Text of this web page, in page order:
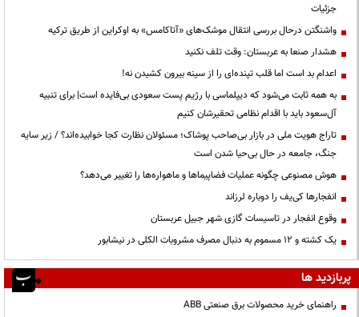
جزئیات
واشنگتن درحال بررسی انتقال موشک‌های «آتاکامس» به اوکراین از طریق ترکیه
هشدار صنعا به عربستان: وقت تلف نکنید
اعدام بد است اما قلب تپنده‌ای را از سینه بیرون کشیدن نه!
به همه ثابت می‌شود که دیپلماسی با رژیم پست سعودی بی‌فایده است| برای تنبیه
آل‌سعود باید با اقدام نظامی تحقیرشان کنیم
تاراج هویت ملی در بازار بی‌صاحب پوشاک؛ مسئولان نظارت کجا خوابیده‌اند؟ / زیر سایه
جنگ، جامعه در حال بی‌حیا شدن است
هوش مصنوعی چگونه عملیات فضاپیماها و ماهواره‌ها را تغییر می‌دهد؟
انفجارها کی‌یف را دوباره لرزاند
وقوع انفجار در تاسیسات گازی شهر جبیل عربستان
یک کشته و ۱۲ مسموم به دنبال مصرف مشروبات الکلی در نیشابور
پربازدید ها
راهنمای خرید محصولات برق صنعتی ABB